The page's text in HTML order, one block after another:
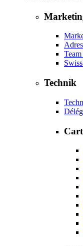
Technik